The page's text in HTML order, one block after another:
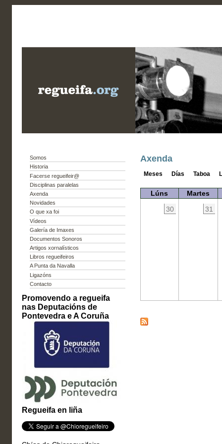
Somos
Historia
Facerse regueifeir@
Disciplinas paralelas
Axenda
Novidades
O que xa foi
Vídeos
Galería de Imaxes
Documentos Sonoros
Artigos xornalísticos
Libros regueifeiros
A Punta da Navalla
Ligazóns
Contacto
Promovendo a regueifa
nas Deputacións de
Pontevedra e A Coruña
Regueifa en liña
Axenda
Meses Días Taboa
Lúns Martes
30
31